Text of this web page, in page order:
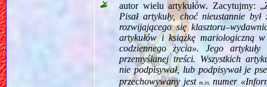
autor wielu artykułów. Zacytujmy: „
Pisał artykuły, choć nieustannie
rozwijającego się
artykułów i książkę mariologiczną
codziennego życia». Jego
przemyślanej treści. Wszystkich
nie podpisywał, lub podpisywał je
przechowy­wany jestm.in.numer